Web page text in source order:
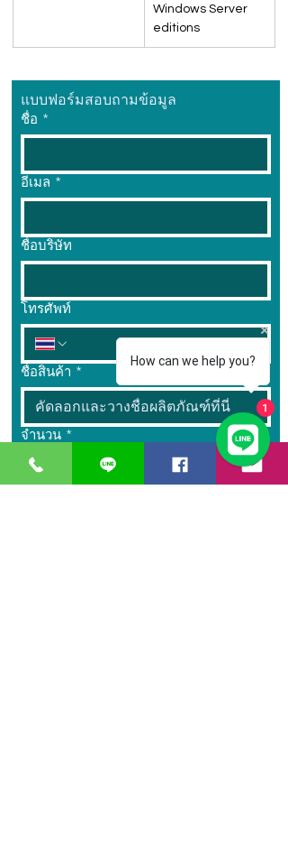
Windows Server
editions
แบบฟอร์มสอบถามข้อมูล
ชื่อ *
อีเมล *
ชื่อบริษัท
โทรศัพท์
ชื่อสินค้า *
จำนวน *
How can we help you?
1